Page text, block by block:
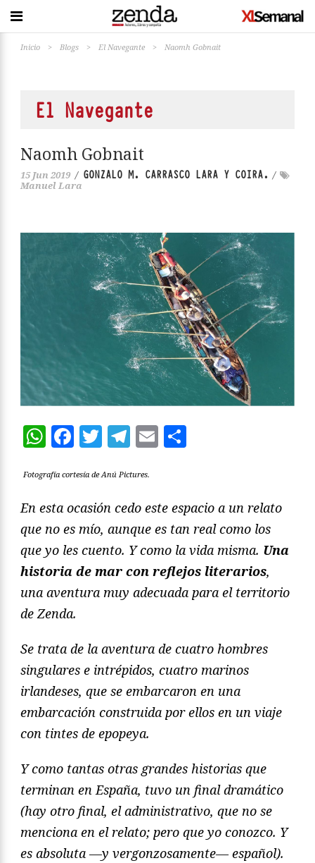
Inicio > Blogs > El Navegante > Naomh Gobnait
El Navegante
Naomh Gobnait
15 Jun 2019 / GONZALO M. CARRASCO LARA Y COIRA. /
Manuel Lara
WhatsApp
Facebook
Twitter
Telegram
Email
Fotografía cortesía de Anú Pictures.
En esta ocasión cedo este espacio a un relato
que no es mío, aunque es tan real como los
que yo les cuento. Y como la vida misma. Una
historia de mar con reflejos literarios,
una aventura muy adecuada para el territorio
de Zenda.
Se trata de la aventura de cuatro hombres
singulares e intrépidos, cuatro marinos
irlandeses, que se embarcaron en una
embarcación construida por ellos en un viaje
con tintes de epopeya.
Y como tantas otras grandes historias que
terminan en España, tuvo un final dramático
(hay otro final, el administrativo, que no se
menciona en el relato; pero que yo conozco. Y
es absoluta —y vergonzosamente— español).